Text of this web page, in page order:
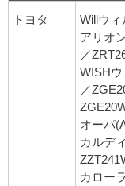
トヨタ
Willウィ
アリオ
／
WISH
／
オーパ
カルデ
カロー